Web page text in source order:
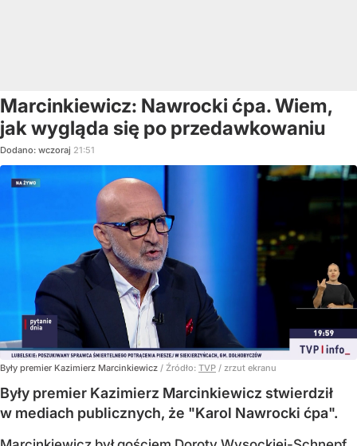
Marcinkiewicz: Nawrocki ćpa. Wiem,
jak wygląda się po przedawkowaniu
Dodano: wczoraj 21:51
Były premier Kazimierz Marcinkiewicz / Źródło: TVP / zrzut ekranu
Były premier Kazimierz Marcinkiewicz stwierdził
w mediach publicznych, że "Karol Nawrocki ćpa".